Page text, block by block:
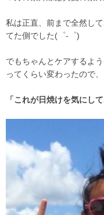
私は正直、前まで全然し
てた側でした(゜-゜)
でもちゃんとケアするよ
ってくらい変わったので
「これが日焼けを気にし